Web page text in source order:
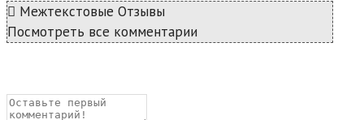
Межтекстовые Отзывы
Посмотреть все комментарии